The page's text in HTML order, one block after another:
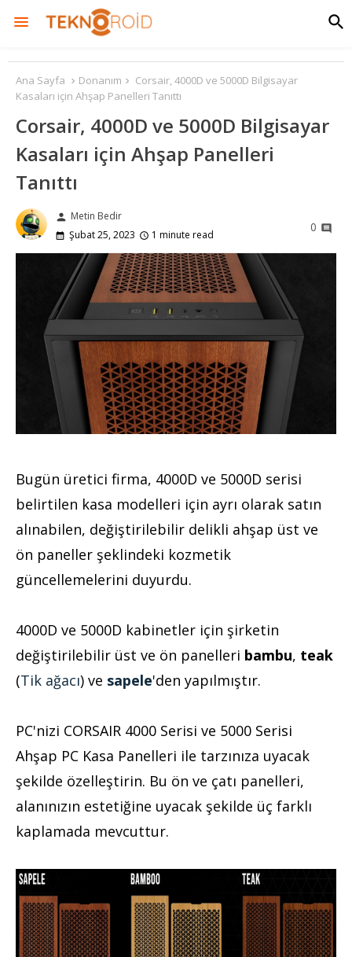
Ana Sayfa Donanım
Corsair, 4000D ve 5000D Bilgisayar
Kasaları için Ahşap Panelleri Tanıttı
Corsair, 4000D ve 5000D Bilgisayar
Kasaları için Ahşap Panelleri
Tanıttı
person Metin Bedir
Şubat 25, 2023
1 minute read
0
Bugün üretici firma, 4000D ve 5000D serisi
belirtilen kasa modelleri için ayrı olarak satın
alınabilen, değiştirilebilir delikli ahşap üst ve
ön paneller şeklindeki kozmetik
güncellemelerini duyurdu.
4000D ve 5000D kabinetler için şirketin
değiştirilebilir üst ve ön panelleri bambu, teak
(Tik ağacı) ve sapele'den yapılmıştır.
PC'nizi CORSAIR 4000 Serisi ve 5000 Serisi
Ahşap PC Kasa Panelleri ile tarzınıza uyacak
şekilde özelleştirin. Bu ön ve çatı panelleri,
alanınızın estetiğine uyacak şekilde üç farklı
kaplamada mevcuttur.